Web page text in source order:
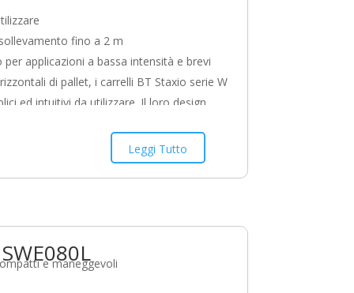
fino a 2 m
applicazioni a bassa intensità e brevi
di pallet, i carrelli BT Staxio serie W
ed intuitivi da utilizzare. Il loro design
numerose applicazioni, come nei negozi.
Leggi Tutto
e maneggevoli